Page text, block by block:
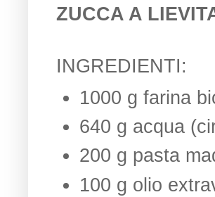
ZUCCA A
INGREDIENTI:
1000 g farina
640 g acqua
200 g pasta
100 g olio